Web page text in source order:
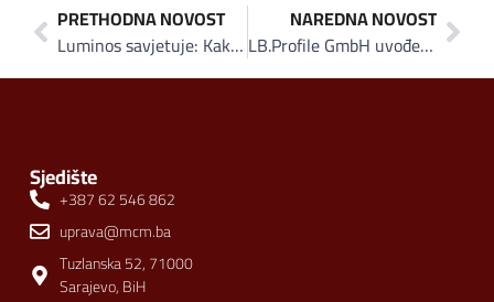
PRETHODNA NOVOST
Luminos savjetuje: Kako izabrati sigurne i kvalitetne LED panele za domaćinstvo
NAREDNA NOVOST
LB.Profile GmbH uvođenjem ISO 50001 dobio status energetske odgovornosti
Sjedište
+387 62 546 862
uprava@mcm.ba
Tuzlanska 52, 71000
Sarajevo, BiH